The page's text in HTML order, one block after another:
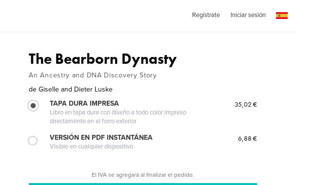
Regístrate Iniciar sesión
The Bearborn Dynasty
An Ancestry and DNA Discovery Story
de Giselle and Dieter Luske
TAPA DURA IMPRESA
Libro en tapa dura con diseño a todo color impreso
directamente en el forro exterior
35,02 €
VERSIÓN EN PDF INSTANTÁNEA
Visible en cualquier dispositivo
6,88 €
El IVA se agregará al finalizar el pedido.